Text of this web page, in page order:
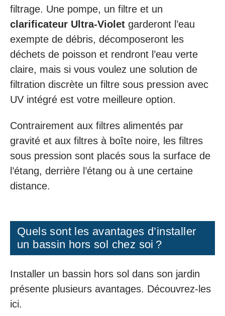
filtrage. Une pompe, un filtre et un
clarificateur Ultra-Violet garderont l’eau
exempte de débris, décomposeront les
déchets de poisson et rendront l’eau verte
claire, mais si vous voulez une solution de
filtration discrète un filtre sous pression avec
UV intégré est votre meilleure option.
Contrairement aux filtres alimentés par
gravité et aux filtres à boîte noire, les filtres
sous pression sont placés sous la surface de
l’étang, derrière l’étang ou à une certaine
distance.
Quels sont les avantages d’installer
un bassin hors sol chez soi ?
Installer un bassin hors sol dans son jardin
présente plusieurs avantages. Découvrez-les
ici.